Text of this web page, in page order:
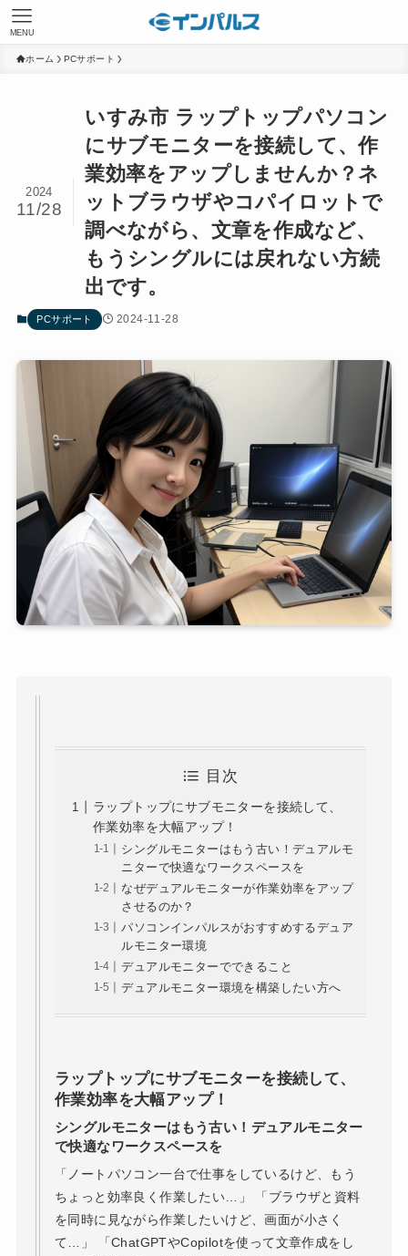
MENU
ホーム PCサポート
いすみ市 ラップトップパソコン
にサブモニターを接続して、作
業効率をアップしませんか？ネ
ットブラウザやコパイロットで
調べながら、文章を作成など、
もうシングルには戻れない方続
出です。
2024
11/28
PCサポート 2024-11-28
目次
ラップトップにサブモニターを接続して、
作業効率を大幅アップ！
シングルモニターはもう古い！デュアルモ
ニターで快適なワークスペースを
なぜデュアルモニターが作業効率をアップ
させるのか？
パソコンインパルスがおすすめするデュア
ルモニター環境
デュアルモニターでできること
デュアルモニター環境を構築したい方へ
ラップトップにサブモニターを接続して、
作業効率を大幅アップ！
シングルモニターはもう古い！デュアルモニター
で快適なワークスペースを
「ノートパソコン一台で仕事をしているけど、もう
ちょっと効率良く作業したい…」 「ブラウザと資料
を同時に見ながら作業したいけど、画面が小さく
て…」 「ChatGPTやCopilotを使って文章作成をし